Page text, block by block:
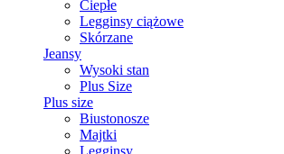
Ciepłe
Legginsy ciążowe
Skórzane
Jeansy
Wysoki stan
Plus Size
Plus size
Biustonosze
Majtki
Legginsy